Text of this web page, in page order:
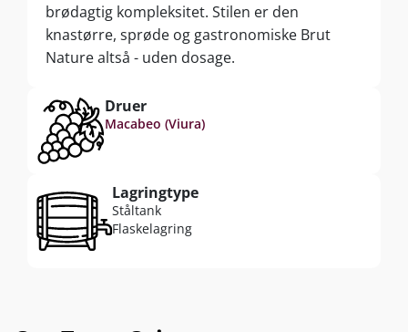
brødagtig kompleksitet. Stilen er den
knastørre, sprøde og gastronomiske Brut
Nature altså - uden dosage.
Druer
Macabeo (Viura)
Lagringtype
Ståltank
Flaskelagring